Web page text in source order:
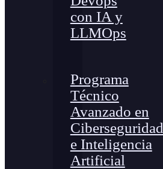
con IA y
LLMOps
Programa
Técnico
Avanzado en
Ciberseguridad
e Inteligencia
Artificial